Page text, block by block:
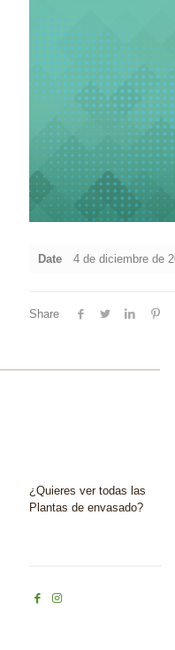
Date 4 de diciembre de
Share
¿Quieres ver todas las
Plantas de envasado?